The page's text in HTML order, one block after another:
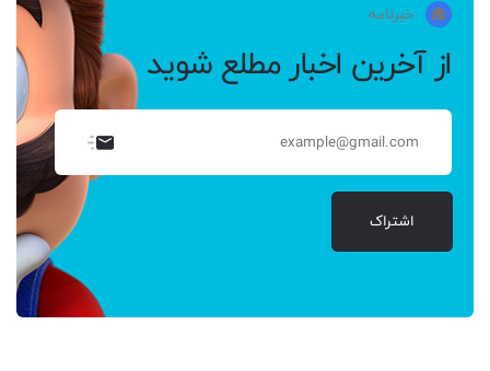
خبرنامه
از آخرین اخبار مطلع شوید
اشتراک